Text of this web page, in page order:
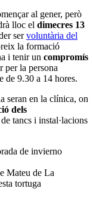
al gener, però
lloc el dimecres 13
servoluntària del
la formació
i tenir un compromís
per la persona
de 9.30 a 14 hores.
seran en la clínica, on
dels
de tancs i instal·lacions
de invierno
Mateu de La
tortuga